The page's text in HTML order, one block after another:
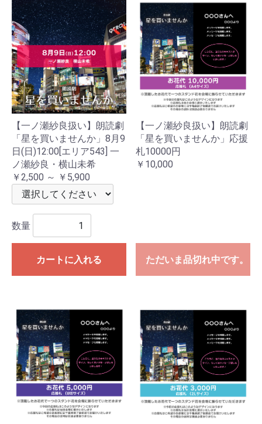
【一ノ瀬紗良扱い】朗読劇
「星を買いませんか」8月9
日(日)12:00[エリア543] 一
ノ瀬紗良・横山未希
￥2,500 ～ ￥5,900
数量
カートに入れる
【一ノ瀬紗良扱い】朗読劇
「星を買いませんか」応援
札10000円
￥10,000
ただいま品切れ中です。